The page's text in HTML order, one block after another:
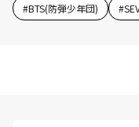
#BTS(防弾少年団) #